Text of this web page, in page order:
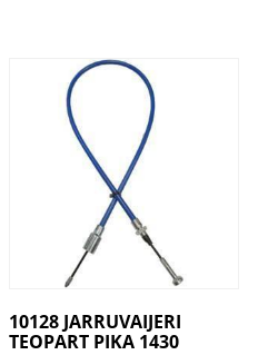
10128 JARRUVAIJERI
TEOPART PIKA 1430